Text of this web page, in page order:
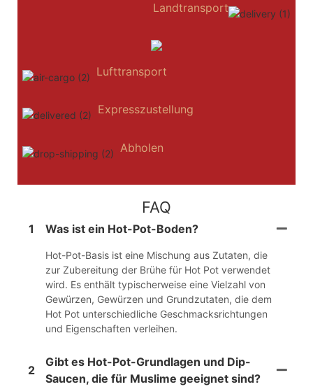
Landtransport
Lufttransport
Expresszustellung
Abholen
FAQ
1 Was ist ein Hot-Pot-Boden?
Hot-Pot-Basis ist eine Mischung aus Zutaten, die
zur Zubereitung der Brühe für Hot Pot verwendet
wird. Es enthält typischerweise eine Vielzahl von
Gewürzen, Gewürzen und Grundzutaten, die dem
Hot Pot unterschiedliche Geschmacksrichtungen
und Eigenschaften verleihen.
2
Gibt es Hot-Pot-Grundlagen und Dip-
Saucen, die für Muslime geeignet sind?